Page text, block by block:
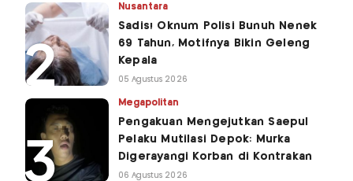
Nusantara
Sadis! Oknum Polisi Bunuh Nenek
69 Tahun, Motifnya Bikin Geleng
Kepala
05 Agustus 2026
Megapolitan
Pengakuan Mengejutkan Saepul
Pelaku Mutilasi Depok: Murka
Digerayangi Korban di Kontrakan
06 Agustus 2026